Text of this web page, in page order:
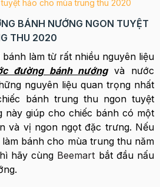
hảo cho mùa trung thu 2020
BÁNH NƯỚNG NGON TUYỆT
THU 2020
làm từ rất nhiều nguyên liệu
đường bánh nướngvà nước
nguyên liệu quan trọng nhất
bánh trung thu ngon tuyệt
này giúp cho chiếc bánh có một
và vị ngon ngọt đặc trưng. Nếu
bánh cho mùa trung thu năm
hãy cùng Beemart bắt đầu nấu